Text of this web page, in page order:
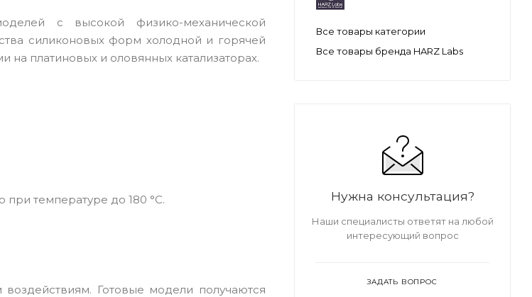
с высокой физико-механической
силиконовых форм холодной и горячей
платиновых и оловянных катализаторах.
температуре до 180 °С.
Готовые модели получаются
Все товары категории
Все товары бренда HARZ Labs
Нужна консультация?
Наши специалисты ответят на любой
интересующий вопрос
ЗАДАТЬ ВОПРОС